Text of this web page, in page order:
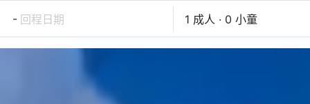
- 回程日期 1 成人 · 0 小童